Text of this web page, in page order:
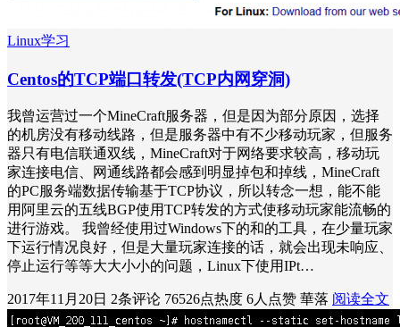
Linux学习
Centos的TCP端口转发(TCP内网穿洞)
我曾运营过一个MineCraft服务器，但是因为部分原因，选择
的机房没有移动线路，但是服务器中有不少移动玩家，但服务
器只有电信联通双线，MineCraft对于网络要求较高，移动玩
家连接电信、网通线路都会感到明显掉包和掉线，MineCraft
的PC服务端数据传输基于TCP协议，所以转念一想，能不能
用阿里云的五线BGP使用TCP转发的方式使移动玩家能流畅的
进行游戏。 我曾经使用过Windows下的和的工具，在少量玩家
下运行情况良好，但是大量玩家连接的话，就会出现未响应、
停止运行等等大大小小的问题，Linux下使用IPt…
2017年11月20日 2条评论 76526点热度 6人点赞 華落 阅读全文